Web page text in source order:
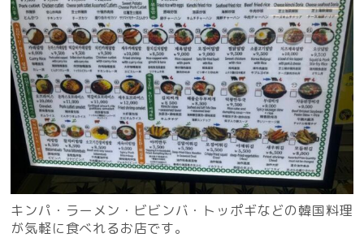
キンパ・ラーメン・ビビンバ・トッポギなどの韓国料理
が気軽に食べれるお店です。